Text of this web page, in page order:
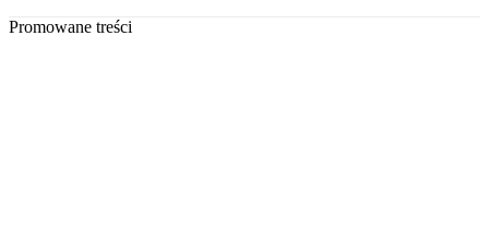
Promowane treści